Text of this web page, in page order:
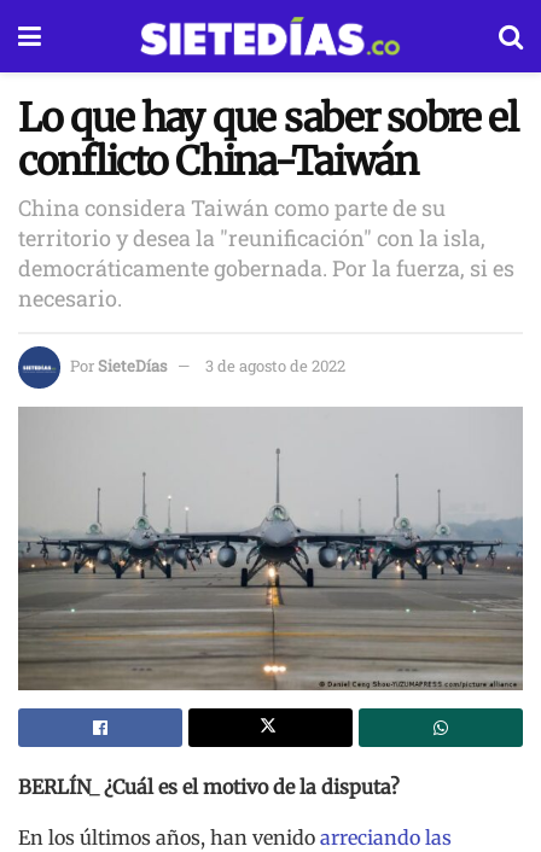
Lo que hay que saber sobre el
conflicto China-Taiwán
China considera Taiwán como parte de su
territorio y desea la "reunificación" con la isla,
democráticamente gobernada. Por la fuerza, si es
necesario.
PorSieteDías 3 de agosto de 2022
BERLÍN_ ¿Cuál es el motivo de la disputa?
En los últimos años, han venido arreciando las